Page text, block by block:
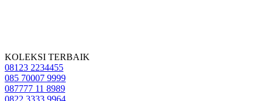
KOLEKSI TERBAIK
08123 2234455
085 70007 9999
087777 11 8989
0822 3333 9964